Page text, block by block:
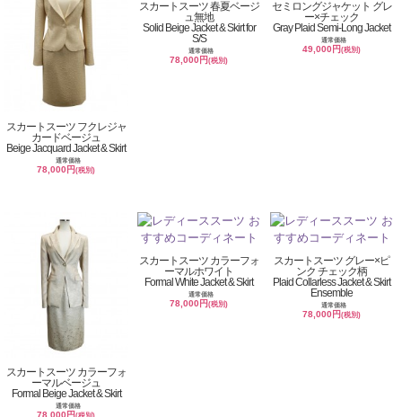
スカートスーツ フクレジャ
カードベージュ
Beige Jacquard Jacket & Skirt
通常価格
78,000円(税別)
スカートスーツ 春夏ベージ
ュ無地
Solid Beige Jacket & Skirt for
S/S
通常価格
78,000円(税別)
セミロングジャケット グレ
ー×チェック
Gray Plaid Semi-Long Jacket
通常価格
49,000円(税別)
スカートスーツ カラーフォ
ーマルベージュ
Formal Beige Jacket & Skirt
通常価格
78,000円(税別)
スカートスーツ カラーフォ
ーマルホワイト
Formal White Jacket & Skirt
通常価格
78,000円(税別)
スカートスーツ グレー×ピ
ンク チェック柄
Plaid Collarless Jacket & Skirt
Ensemble
通常価格
78,000円(税別)